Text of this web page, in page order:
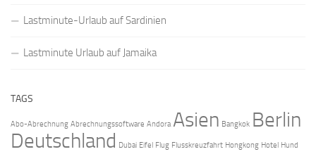
Lastminute-Urlaub auf Sardinien
Lastminute Urlaub auf Jamaika
TAGS
Abo-Abrechnung Abrechnungssoftware Andora Asien Bangkok Berlin
Deutschland Dubai Eifel Flug Flusskreuzfahrt Hongkong Hotel Hund